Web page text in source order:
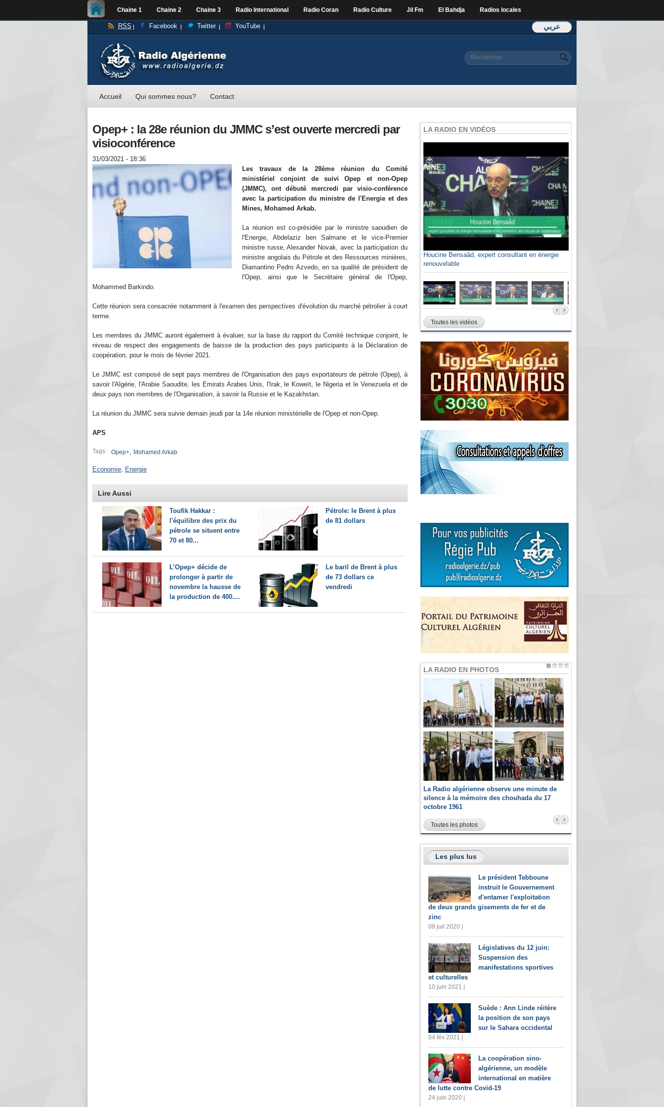
Chaine 1 Chaine 2 Chaine 3 Radio International Radio Coran Radio Culture Jil Fm El Bahdja Radios locales
عربي RSS Facebook Twitter YouTube
Formulaire de
Rechercher
Accueil Qui sommes nous? Contact
Opep+ : la 28e réunion du JMMC s’est ouverte mercredi par
visioconférence
31/03/2021 - 18:36
Les travaux de la 28ème réunion du Comité
ministériel conjoint de suivi Opep et non-Opep
(JMMC), ont débuté mercredi par visio-conférence
avec la participation du ministre de l'Energie et des
Mines, Mohamed Arkab.
La réunion est co-présidée par le ministre saoudien de
l'Energie, Abdelaziz ben Salmane et le vice-Premier
ministre russe, Alexander Novak, avec la participation du
ministre angolais du Pétrole et des Ressources minières,
Diamantino Pedro Azvedo, en sa qualité de président de
l'Opep, ainsi que le Secrétaire général de l'Opep,
Mohammed Barkindo.
Cette réunion sera consacrée notamment à l'examen des perspectives d'évolution du marché pétrolier à court
terme.
Les membres du JMMC auront également à évaluer, sur la base du rapport du Comité technique conjoint, le
niveau de respect des engagements de baisse de la production des pays participants à la Déclaration de
coopération, pour le mois de février 2021.
Le JMMC est composé de sept pays membres de l'Organisation des pays exportateurs de pétrole (Opep), à
savoir l'Algérie, l'Arabie Saoudite, les Emirats Arabes Unis, l'Irak, le Koweït, le Nigeria et le Venezuela et de
deux pays non membres de l'Organisation, à savoir la Russie et le Kazakhstan.
La réunion du JMMC sera suivie demain jeudi par la 14e réunion ministérielle de l'Opep et non-Opep.
APS
Tags: Opep+, Mohamed Arkab
Economie, Energie
Lire Aussi
Toufik Hakkar :
l'équilibre des prix du
pétrole se situent entre
70 et 80...
Pétrole: le Brent à plus
de 81 dollars
L’Opep+ décide de
prolonger à partir de
novembre la hausse de
la production de 400....
Le baril de Brent à plus
de 73 dollars ce
vendredi
LA RADIO EN VIDÉOS
Houcine Bensaâd, expert consultant en énergie
renouvelable
Toutes les vidéos
LA RADIO EN PHOTOS
La Radio algérienne observe une minute de
silence à la mémoire des chouhada du 17
octobre 1961
Toutes les photos
Les plus lus
Le président Tebboune
instruit le Gouvernement
d'entamer l'exploitation
de deux grands gisements de fer et de
zinc
08 juil 2020 |
Législatives du 12 juin:
Suspension des
manifestations sportives
et culturelles
10 juin 2021 |
Suède : Ann Linde réitère
la position de son pays
sur le Sahara occidental
04 fév 2021 |
La coopération sino-
algérienne, un modèle
international en matière
de lutte contre Covid-19
24 juin 2020 |